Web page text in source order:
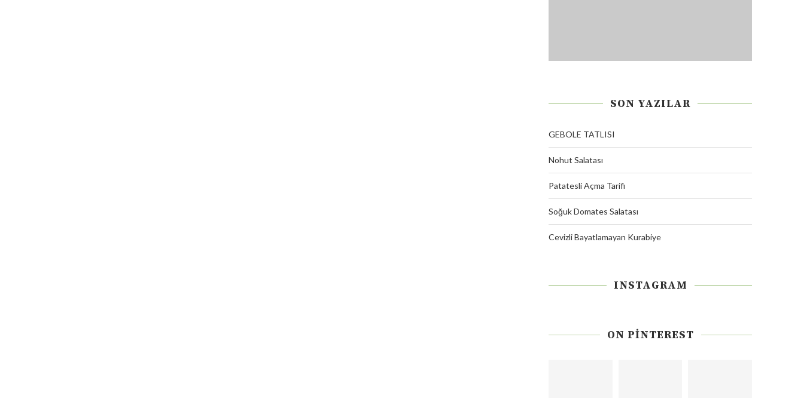
SON YAZILAR
GEBOLE TATLISI
Nohut Salatası
Patatesli Açma Tarifi
Soğuk Domates Salatası
Cevizli Bayatlamayan Kurabiye
INSTAGRAM
ON PINTEREST